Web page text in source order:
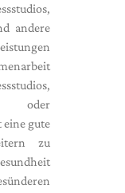
andere
oder
eine gute
zu